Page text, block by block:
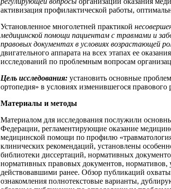
активизация профилактической работы,
Установленное многолетней практикой
медицинской помощи пациентам с травмами и
правовых документах в условиях возрастающей
двигательного аппарата на всех этапах ее
исследований по проблемным вопросам
Цель исследования: установить основные
ортопедия» в условиях изменившегося правового
Материалы и методы
Материалом для исследования послужили
Федерации, регламентирующие оказание
медицинской помощи по профилю
клинических рекомендаций, установлены
библиотеки диссертаций, нормативных
нормативных правовых документов,
действовавшими ранее. Обзор публикаций
ознакомления полнотекстовые варианты,